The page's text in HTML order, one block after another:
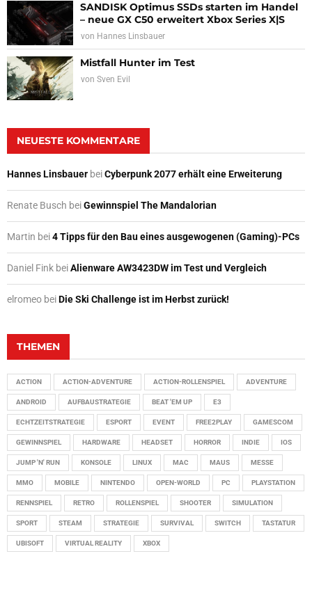
SANDISK Optimus SSDs starten im Handel
– neue GX C50 erweitert Xbox Series X|S
von Hannes Linsbauer
Mistfall Hunter im Test
von Sven Evil
NEUESTE KOMMENTARE
Hannes Linsbauer beiCyberpunk 2077 erhält eine Erweiterung
Renate Busch beiGewinnspiel The Mandalorian
Martin bei4 Tipps für den Bau eines ausgewogenen (Gaming)-PCs
Daniel Fink beiAlienware AW3423DW im Test und Vergleich
elromeo beiDie Ski Challenge ist im Herbst zurück!
THEMEN
ACTION ACTION-ADVENTURE ACTION-ROLLENSPIEL ADVENTURE
ANDROID AUFBAUSTRATEGIE BEAT 'EM UP E3
ECHTZEITSTRATEGIE ESPORT EVENT FREE2PLAY GAMESCOM
GEWINNSPIEL HARDWARE HEADSET HORROR INDIE IOS
JUMP 'N' RUN KONSOLE LINUX MAC MAUS MESSE
MMO MOBILE NINTENDO OPEN-WORLD PC PLAYSTATION
RENNSPIEL RETRO ROLLENSPIEL SHOOTER SIMULATION
SPORT STEAM STRATEGIE SURVIVAL SWITCH TASTATUR
UBISOFT VIRTUAL REALITY XBOX